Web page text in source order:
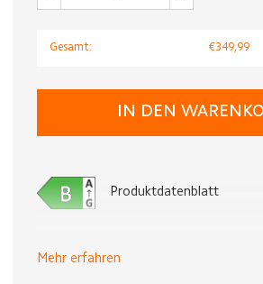
Gesamt: €349,99
IN DEN
Produktdatenblatt
Mehr erfahren